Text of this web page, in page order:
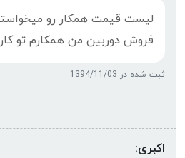
لیست قیمت همکار رو
فروش دوربین من همکارم تو
ثبت شده در 1394/11/03
اکبری: